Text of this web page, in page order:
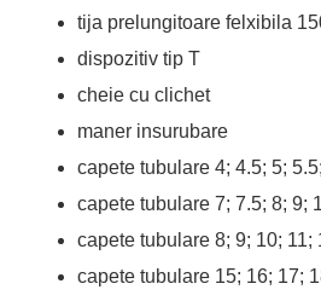
tija prelungitoare felxibila
dispozitiv tip T
cheie cu clichet
maner insurubare
capete tubulare 4; 4.5; 5;
capete tubulare 7; 7.5; 8; 9;
capete tubulare 8; 9; 10; 11;
capete tubulare 15; 16; 17;